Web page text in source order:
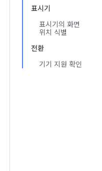
표시기
표시기의 화면
위치 식별
전환
기기 지원 확인